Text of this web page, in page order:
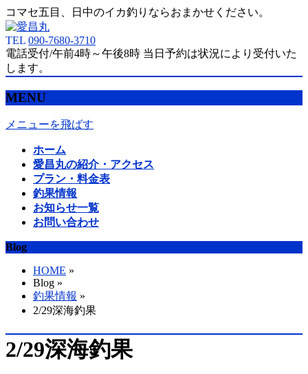
コマセ五目、日中のイカ釣りならおまかせください。
TEL 090-7680-3710
電話受付/午前4時～午後8時 当日予約は状況により受付いた
します。
MENU
メニューを飛ばす
ホーム
愛昌丸の紹介・アクセス
プラン・料金表
釣果情報
お知らせ一覧
お問い合わせ
Blog
HOME »
Blog »
釣果情報 »
2/29深海釣果
2/29深海釣果